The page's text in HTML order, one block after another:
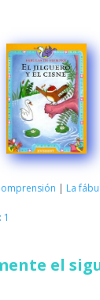
| La
el